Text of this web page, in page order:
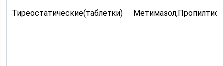
Тиреостатические(таблетки)